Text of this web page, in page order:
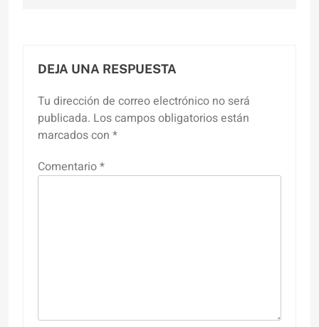
DEJA UNA RESPUESTA
Tu dirección de correo electrónico no será
publicada. Los campos obligatorios están
marcados con *
Comentario*